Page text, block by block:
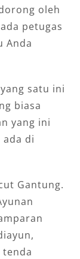
oleh
petugas
Anda
satu ini
biasa
yang ini
di
Gantung.